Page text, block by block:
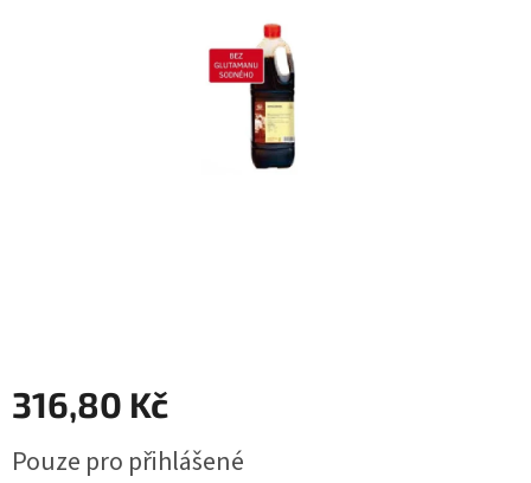
316,80 Kč
cena:
Pouze pro přihlášené